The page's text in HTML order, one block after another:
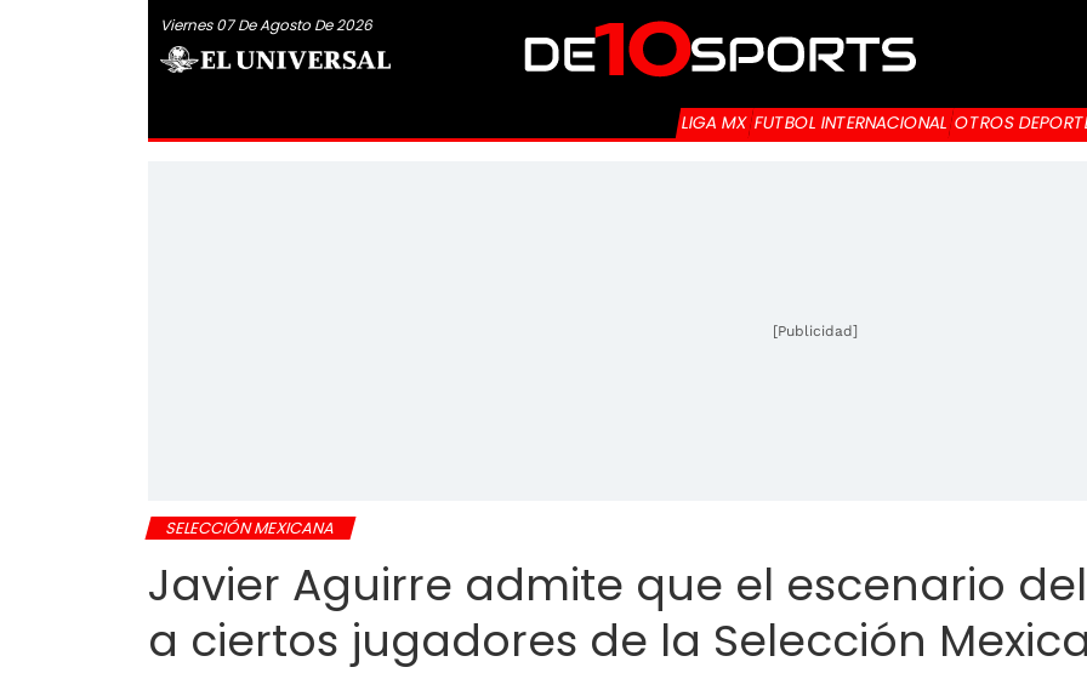
Viernes 07 De Agosto De 2026
LIGA MX FUTBOL INTERNACIONAL OTROS
[Publicidad]
SELECCIÓN MEXICANA
Javier Aguirre admite que el escenario
a ciertos jugadores de la Selección